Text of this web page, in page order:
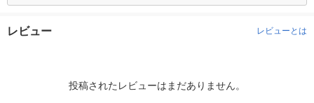
レビュー レビューとは
投稿されたレビューはまだありません。